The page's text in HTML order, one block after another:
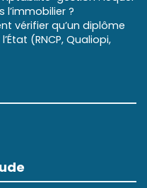
l’immobilier ?
vérifier qu’un diplôme
(RNCP, Qualiopi,